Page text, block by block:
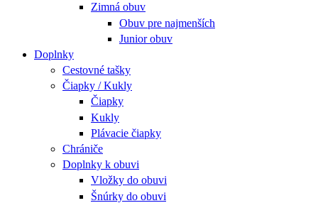
Zimná obuv
Obuv pre najmenších
Junior obuv
Doplnky
Cestovné tašky
Čiapky / Kukly
Čiapky
Kukly
Plávacie čiapky
Chrániče
Doplnky k obuvi
Vložky do obuvi
Šnúrky do obuvi